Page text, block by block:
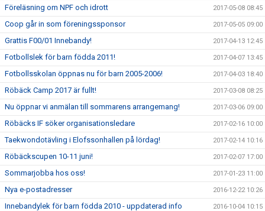
Föreläsning om NPF och idrott 2017-05-08 08:45
Coop går in som föreningssponsor 2017-05-05 09:00
Grattis F00/01 Innebandy! 2017-04-13 12:45
Fotbollslek för barn födda 2011! 2017-04-07 13:45
Fotbollsskolan öppnas nu för barn 2005-2006! 2017-04-03 18:40
Röbäck Camp 2017 är fullt! 2017-03-08 08:25
Nu öppnar vi anmälan till sommarens arrangemang! 2017-03-06 09:00
Röbäcks IF söker organisationsledare 2017-02-16 10:00
Taekwondotävling i Elofssonhallen på lördag! 2017-02-14 10:16
Röbäckscupen 10-11 juni! 2017-02-07 17:00
Sommarjobba hos oss! 2017-01-23 11:00
Nya e-postadresser 2016-12-22 10:26
Innebandylek för barn födda 2010 - uppdaterad info 2016-10-04 10:15